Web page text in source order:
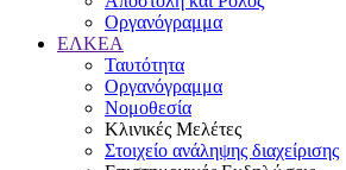
Οργανόγραμμα
ΕΛΚΕΑ
Ταυτότητα
Οργανόγραμμα
Νομοθεσία
Κλινικές Μελέτες
Στοιχείο ανάληψης διαχείρισης